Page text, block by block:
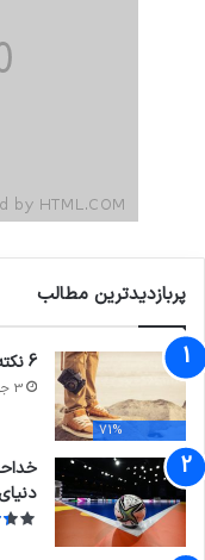
پربازدیدترین مطالب
71%
6 نکته‌ی مهم برای گرفتن عکس‌های جذاب‌تر در سفر
3 جولای 2021